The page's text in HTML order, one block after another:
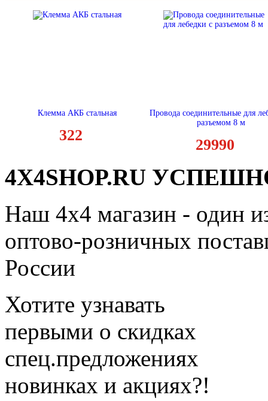
Клемма АКБ стальная
322
Провода соединительные для
разъемом 8 м
29990
4X4SHOP.RU
Наш 4x4 магазин - один
оптово-розничных
России
Хотите узнавать
первыми о скидках
спец.предложениях
новинках и акциях?!